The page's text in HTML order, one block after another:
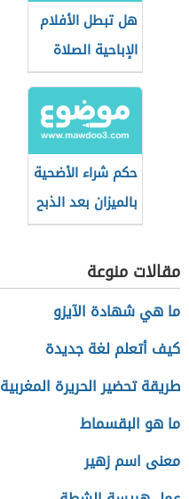
هل تبطل الأفلام
الإباحية الصلاة
والصيام؟
حكم شراء الأضحية
بالميزان بعد الذبح
مقالات منوعة
ما هي شهادة الآيزو
كيف أتعلم لغة جديدة
طريقة تحضير الحريرة المغربية
ما هو البقسماط
معنى اسم زهير